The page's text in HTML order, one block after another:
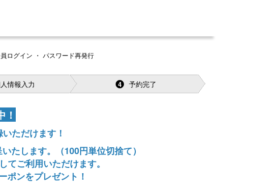
ログイン ・ パスワード再発行
情報入力 4 予約完了
ただけます！
たします。（100円単位切捨て）
ご利用いただけます。
ンをプレゼント！